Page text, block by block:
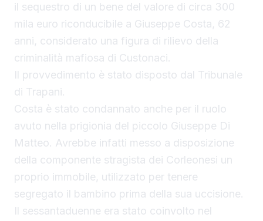
il sequestro di un bene del valore di circa 300
mila euro riconducibile a Giuseppe Costa, 62
anni, considerato una figura di rilievo della
criminalità mafiosa di Custonaci.
Il provvedimento è stato disposto dal Tribunale
di Trapani.
Costa è stato condannato anche per il ruolo
avuto nella prigionia del piccolo Giuseppe Di
Matteo. Avrebbe infatti messo a disposizione
della componente stragista dei Corleonesi un
proprio immobile, utilizzato per tenere
segregato il bambino prima della sua uccisione.
Il sessantaduenne era stato coinvolto nel